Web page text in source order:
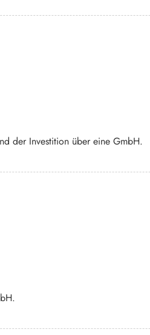
der Investition über eine GmbH.